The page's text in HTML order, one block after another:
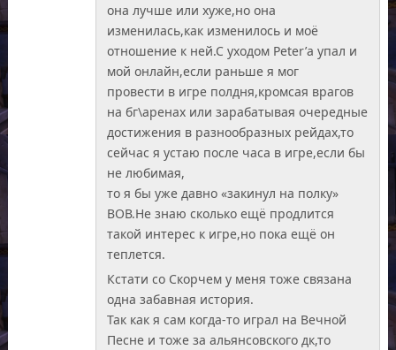
она лучше или хуже,но она
изменилась,как изменилось и моё
отношение к ней.С уходом Peter’а упал и
мой онлайн,если раньше я мог
провести в игре полдня,кромсая врагов
на бг\аренах или зарабатывая очередные
достижения в разнообразных рейдах,то
сейчас я устаю после часа в игре,если бы
не любимая,
то я бы уже давно «закинул на полку»
ВОВ.Не знаю сколько ещё продлится
такой интерес к игре,но пока ещё он
теплется.
Кстати со Скорчем у меня тоже связана
одна забавная история.
Так как я сам когда-то играл на Вечной
Песне и тоже за альянсовского дк,то